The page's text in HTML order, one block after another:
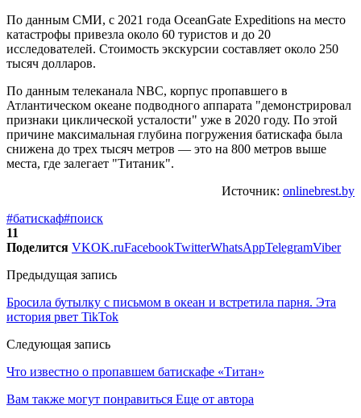
По данным СМИ, с 2021 года OceanGate Expeditions на место
катастрофы привезла около 60 туристов и до 20
исследователей. Стоимость экскурсии составляет около 250
тысяч долларов.
По данным телеканала NBC, корпус пропавшего в
Атлантическом океане подводного аппарата "демонстрировал
признаки циклической усталости" уже в 2020 году. По этой
причине максимальная глубина погружения батискафа была
снижена до трех тысяч метров — это на 800 метров выше
места, где залегает "Титаник".
Источник: onlinebrest.by
#батискаф#поиск
11
Поделится VKOK.ruFacebookTwitterWhatsAppTelegramViber
Предыдущая запись
Бросила бутылку с письмом в океан и встретила парня. Эта
история рвет TikTok
Следующая запись
Что известно о пропавшем батискафе «Титан»
Вам также могут понравиться Еще от автора